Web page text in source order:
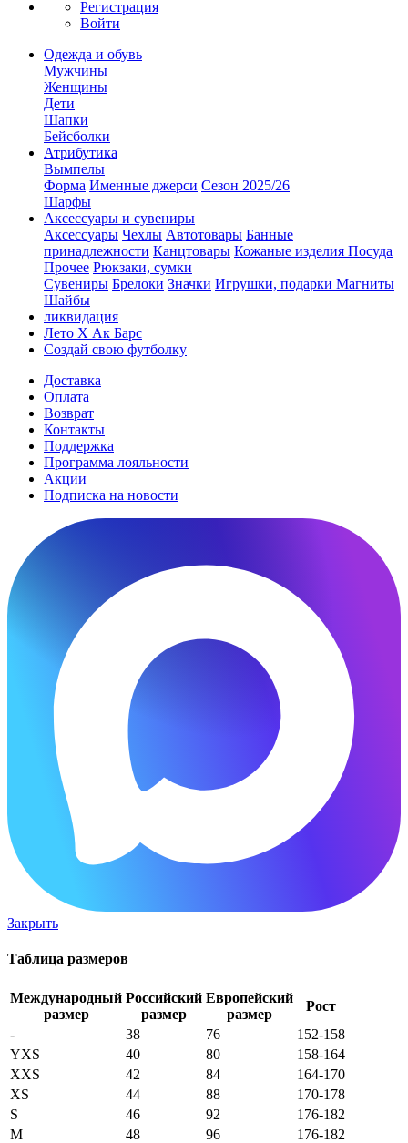
Регистрация
Войти
Одежда и обувь
Мужчины
Женщины
Дети
Шапки
Бейсболки
Атрибутика
Вымпелы
Форма Именные джерси Сезон 2025/26
Шарфы
Аксессуары и сувениры
Аксессуары Чехлы Автотовары Банные
принадлежности Канцтовары Кожаные изделия Посуда
Прочее Рюкзаки, сумки
Сувениры Брелоки Значки Игрушки, подарки Магниты
Шайбы
ликвидация
Лето Х Ак Барс
Создай свою футболку
Доставка
Оплата
Возврат
Контакты
Поддержка
Программа лояльности
Акции
Подписка на новости
Закрыть
Таблица размеров
Международный
размер
Российский
размер
Европейский
размер
Рост
-
38 76
152-158
YXS
40 80
158-164
XXS
42 84
164-170
XS
44 88
170-178
S
46 92
176-182
M
48 96
176-182